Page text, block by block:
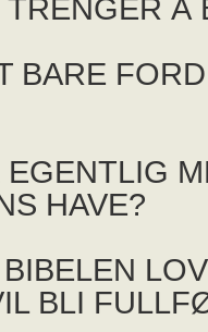
TRENGER Å
BARE
EGENTLIG
HAVE?
BLI